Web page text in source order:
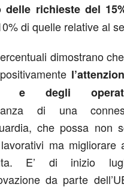
delle richieste del
di quelle relative al
dimostrano
e degli
di una
che possa non
ma migliorare
E’ di inizio
da parte